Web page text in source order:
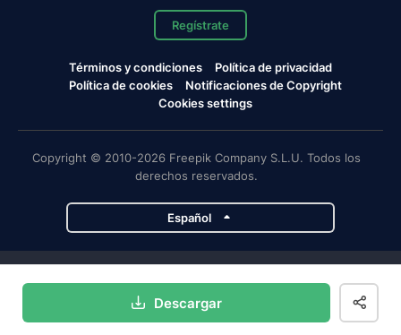
Descargar
Regístrate
Términos y condiciones
Política de privacidad
Política de cookies
Notificaciones de Copyright
Cookies settings
Copyright © 2010-2026 Freepik Company S.L.U. Todos los
derechos reservados.
Español
Magnific Flaticon